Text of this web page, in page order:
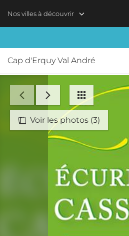
Nos villes à découvrir
Cap d'Erquy Val André
Voir les photos (3)